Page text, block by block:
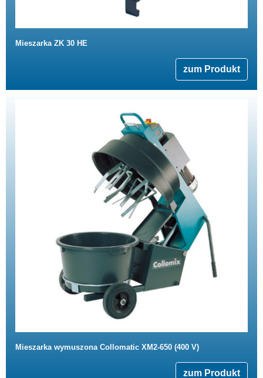
Mieszarka ZK 30 HE
zum Produkt
Mieszarka wymuszona Collomatic XM2-650 (400 V)
zum Produkt